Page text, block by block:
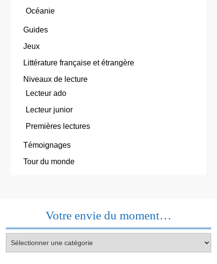
Océanie
Guides
Jeux
Littérature française et étrangère
Niveaux de lecture
Lecteur ado
Lecteur junior
Premières lectures
Témoignages
Tour du monde
Votre envie du moment…
envie